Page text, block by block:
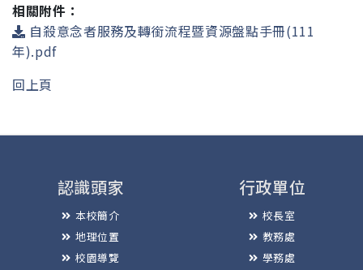
相關附件：
自殺意念者服務及轉銜流程暨資源盤點手冊(111
年).pdf
回上頁
認識頭家
本校簡介
地理位置
校園導覽
行政單位
校長室
教務處
學務處